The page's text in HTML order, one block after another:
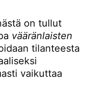
on tullut
vääränlaisten
tilanteesta
vaikuttaa